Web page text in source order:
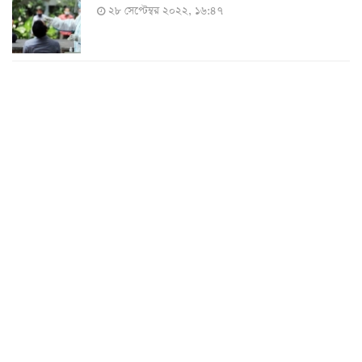
২৮ সেপ্টেম্বর ২০২২, ১৬:৪৭